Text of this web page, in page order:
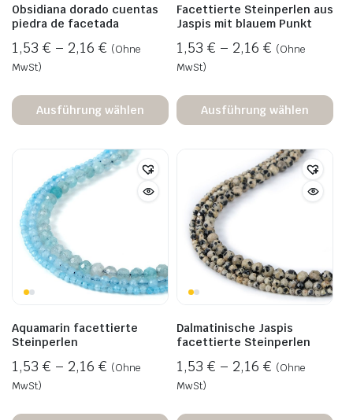
Obsidiana dorado cuentas
piedra de facetada
1,53 € – 2,16 € (Ohne
MwSt)
Ausführung wählen
Facettierte Steinperlen aus
Jaspis mit blauem Punkt
1,53 € – 2,16 € (Ohne
MwSt)
Ausführung wählen
Aquamarin facettierte
Steinperlen
1,53 € – 2,16 € (Ohne
MwSt)
Dalmatinische Jaspis
facettierte Steinperlen
1,53 € – 2,16 € (Ohne
MwSt)